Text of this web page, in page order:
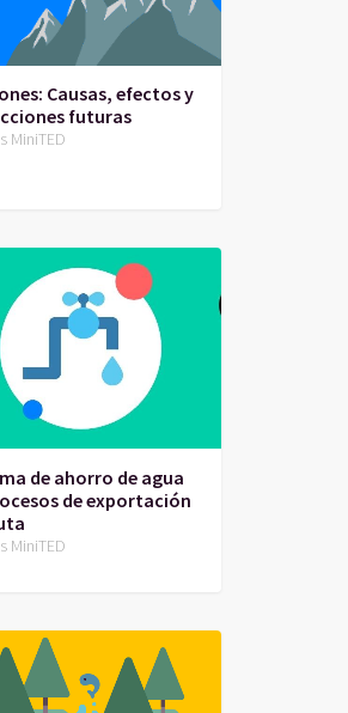
Causas, efectos y
futuras
MiniTED
de ahorro de agua
de exportación
MiniTED